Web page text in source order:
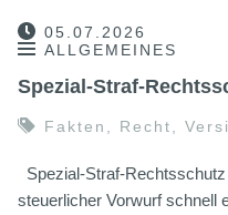
05.07.2026
ALLGEMEINES
Spezial-Straf-
Fakten Recht
Spezial-Straf-
steuerlicher Vorwurf schnell